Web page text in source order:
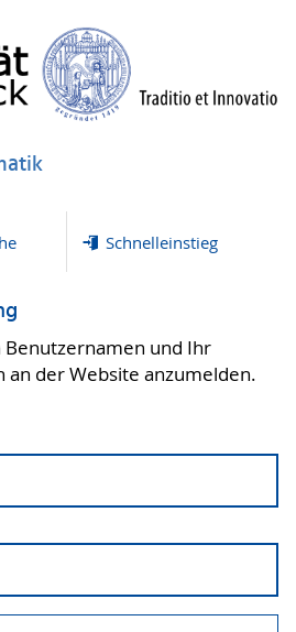
Schnelleinstieg
Benutzernamen und Ihr
an der Website anzumelden.